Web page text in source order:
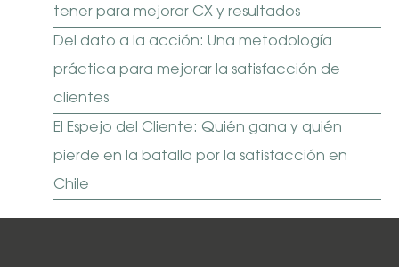
tener para mejorar CX y resultados
Del dato a la acción: Una metodología
práctica para mejorar la satisfacción de
clientes
El Espejo del Cliente: Quién gana y quién
pierde en la batalla por la satisfacción en
Chile